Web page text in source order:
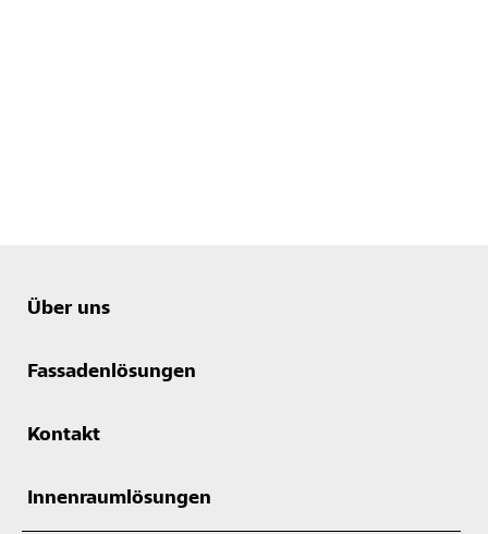
Über uns
Fassadenlösungen
Kontakt
Innenraumlösungen